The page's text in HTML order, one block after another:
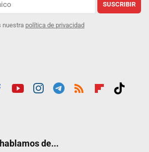
SUSCRIBIR
nuestra política de privacidad
de...